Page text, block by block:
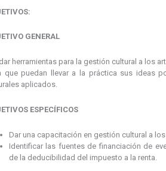
GENERAL
herramientas para la gestión cultural a los
que puedan llevar a la práctica sus ideas
aplicados.
ESPECÍFICOS
Dar una capacitación en gestión cultural a
Identificar las fuentes de financiación de
de la deducibilidad del impuesto a la renta.